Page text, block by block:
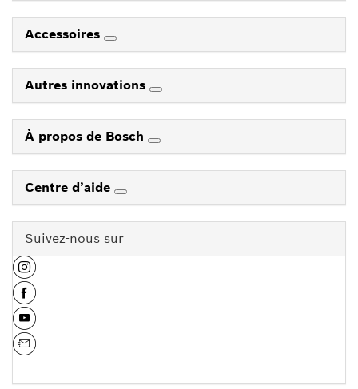
Accessoires
Autres innovations
À propos de Bosch
Centre d’aide
Suivez-nous sur